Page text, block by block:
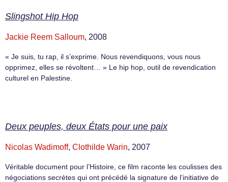
Slingshot Hip Hop
Jackie Reem Salloum, 2008
« Je suis, tu rap, il s’exprime. Nous revendiquons, vous nous
opprimez, elles se révoltent… » Le hip hop, outil de revendication
culturel en Palestine.
Deux peuples, deux États pour une paix
Nicolas Wadimoff, Clothilde Warin, 2007
Véritable document pour l’Histoire, ce film raconte les coulisses des
négociations secrètes qui ont précédé la signature de l’initiative de